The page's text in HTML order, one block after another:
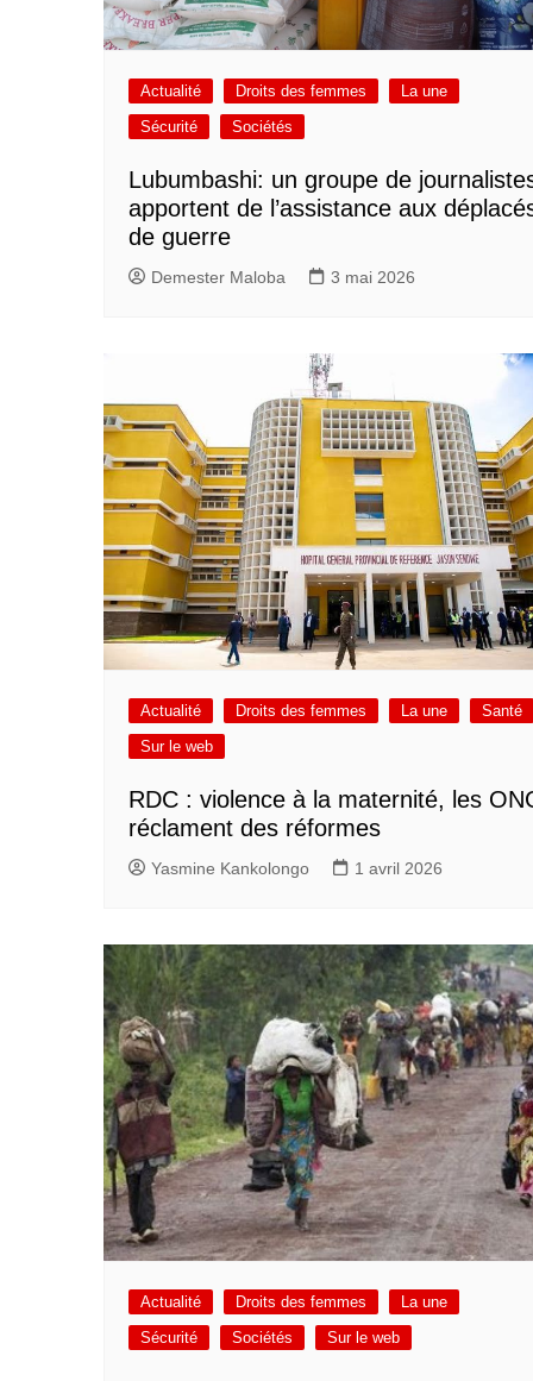
Actualité Droits des femmes
La une
Sécurité
Sociétés
Lubumbashi: un groupe de
apportent de l’assistance aux
de guerre
Demester Maloba 3 mai 2026
Actualité Droits des femmes La une
Santé
Sur le web
RDC : violence à la maternité, les
réclament des réformes
Yasmine Kankolongo 1 avril 2026
Actualité Droits des femmes
La une
Sécurité
Sociétés Sur le web